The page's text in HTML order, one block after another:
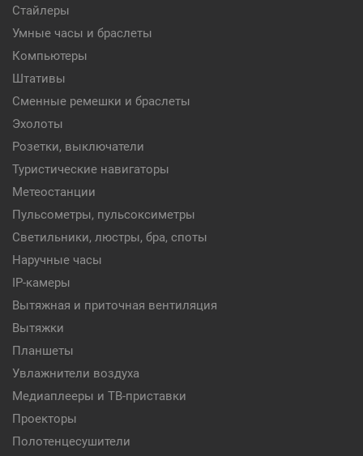
Стайлеры
Умные часы и браслеты
Компьютеры
Штативы
Сменные ремешки и браслеты
Эхолоты
Розетки, выключатели
Туристические навигаторы
Метеостанции
Пульсометры, пульсоксиметры
Светильники, люстры, бра, споты
Наручные часы
IP-камеры
Вытяжная и приточная вентиляция
Вытяжки
Планшеты
Увлажнители воздуха
Медиаплееры и ТВ-приставки
Проекторы
Полотенцесушители